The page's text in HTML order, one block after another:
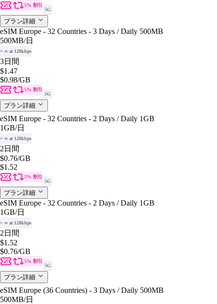
5% 割引
5G
プラン詳細
eSIM Europe - 32 Countries - 3 Days / Daily 500MB
500MB/日
+ ∞ at 128kbps
3日間
$1.47
$0.98/GB
5% 割引
5G
プラン詳細
eSIM Europe - 32 Countries - 2 Days / Daily 1GB
1GB/日
+ ∞ at 128kbps
2日間
$0.76/GB
$1.52
5% 割引
5G
プラン詳細
eSIM Europe - 32 Countries - 2 Days / Daily 1GB
1GB/日
+ ∞ at 128kbps
2日間
$1.52
$0.76/GB
5% 割引
5G
プラン詳細
eSIM Europe (36 Countries) - 3 Days / Daily 500MB
500MB/日